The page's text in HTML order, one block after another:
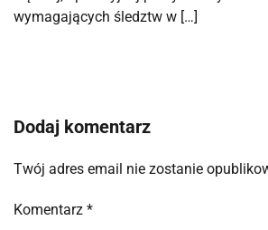
wymagających śledztw w […]
Dodaj komentarz
Twój adres email nie zostanie
Komentarz *